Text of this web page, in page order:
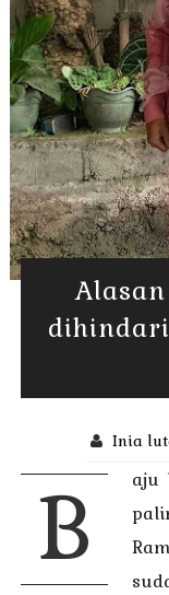
Inia
B
aju